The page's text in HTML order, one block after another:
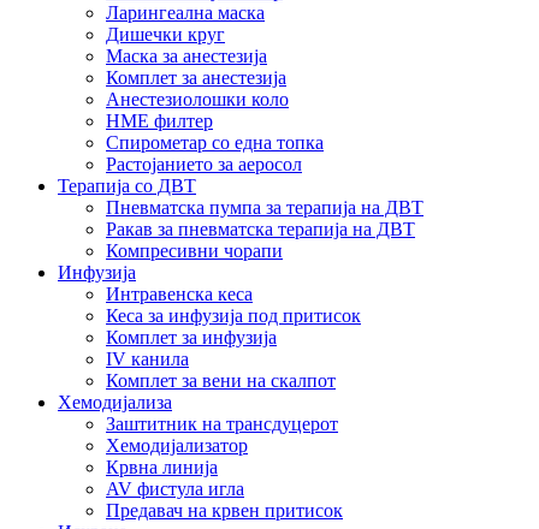
Ларингеална маска
Дишечки круг
Маска за анестезија
Комплет за анестезија
Анестезиолошки коло
HME филтер
Спирометар со една топка
Растојанието за аеросол
Терапија со ДВТ
Пневматска пумпа за терапија на ДВТ
Ракав за пневматска терапија на ДВТ
Компресивни чорапи
Инфузија
Интравенска кеса
Кеса за инфузија под притисок
Комплет за инфузија
IV канила
Комплет за вени на скалпот
Хемодијализа
Заштитник на трансдуцерот
Хемодијализатор
Крвна линија
AV фистула игла
Предавач на крвен притисок